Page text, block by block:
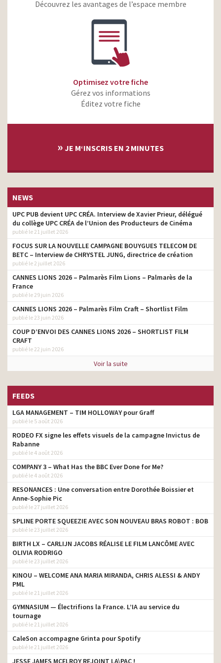
réalisateur
réalisateur
Mini – Nouvelle MINI 5
réalisateur
Mini – Hors normes
réalisateur
in
Découvrez les avantages de l’espace membre
Optimisez votre fiche
Gérez vos informations
Éditez votre fiche
» JE M‘INSCRIS EN 2 MINUTES
NEWS
UPC PUB devient UPC CRÉA. Interview de Xavier Prieur, délégué
du collège UPC CRÉA de l’Union des Producteurs de Cinéma
publié le 21 juillet 2026
FOCUS SUR LA NOUVELLE CAMPAGNE BOUYGUES TELECOM DE
BETC – Interview de CHRYSTEL JUNG, directrice de création
publié le 2 juillet 2026
CANNES LIONS 2026 – Palmarès Film Lions – Palmarès de la
France
publié le 29 juin 2026
CANNES LIONS 2026 – Palmarès Film Craft – Shortlist Film
publié le 23 juin 2026
COUP D’ENVOI DES CANNES LIONS 2026 – SHORTLIST FILM
CRAFT
publié le 22 juin 2026
Voir la suite
FEEDS
LGA MANAGEMENT – TIM HOLLOWAY pour Graff
publié le 5 août 2026
RODEO FX signe les effets visuels de la campagne Invictus de
Rabanne
publié le 4 août 2026
COMPANY 3 – What Has the BBC Ever Done for Me?
publié le 4 août 2026
RESONANCES : Une conversation entre Dorothée Boissier et
Anne-Sophie Pic
publié le 27 juillet 2026
SPLINE PORTE SQUEEZIE AVEC SON NOUVEAU BRAS ROBOT : BOB
publié le 23 juillet 2026
BIRTH LX – CARLIJN JACOBS RÉALISE LE FILM LANCÔME AVEC
OLIVIA RODRIGO
publié le 23 juillet 2026
KINOU – WELCOME ANA MARIA MIRANDA, CHRIS ALESSI & ANDY
PML
publié le 21 juillet 2026
GYMNASIUM — Électrifions la France. L’IA au service du
tournage
publié le 21 juillet 2026
CaleSon accompagne Grinta pour Spotify
publié le 21 juillet 2026
JESSE JAMES MCELROY REJOINT LA\PAC !